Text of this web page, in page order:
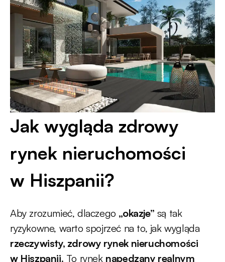
Jak wygląda zdrowy
rynek nieruchomości
w Hiszpanii?
Aby zrozumieć, dlaczego „okazje” są tak
ryzykowne, warto spojrzeć na to, jak wygląda
rzeczywisty, zdrowy rynek nieruchomości
w Hiszpanii. To rynek napędzany realnym